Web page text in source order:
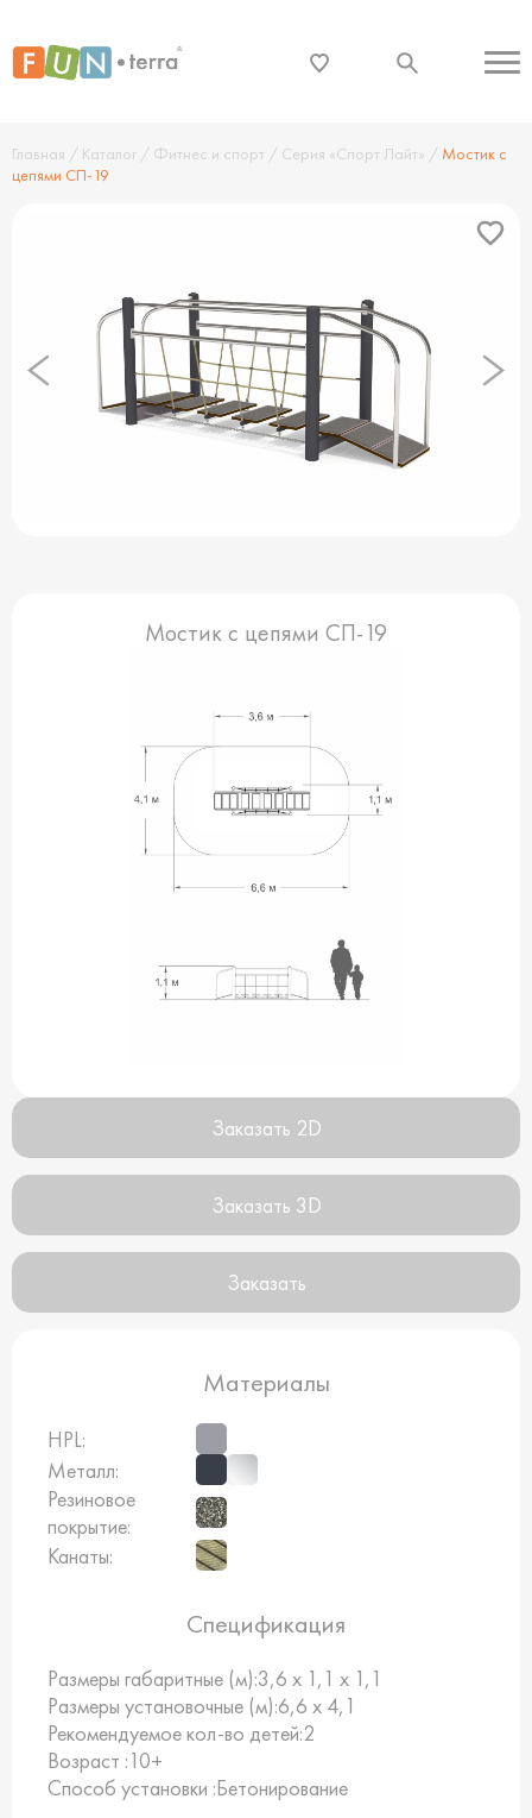
Главная / Каталог / Фитнес и спорт / Серия «Спорт Лайт» / Мостик с
цепями СП-19
Мостик с цепями СП-19
Заказать 2D
Заказать 3D
Заказать
Материалы
HPL:
Металл:
Резиновое
покрытие:
Канаты:
Спецификация
Размеры габаритные (м):3,6 х 1,1 х 1,1
Размеры установочные (м):6,6 х 4,1
Рекомендуемое кол-во детей:2
Возраст :10+
Способ установки :Бетонирование